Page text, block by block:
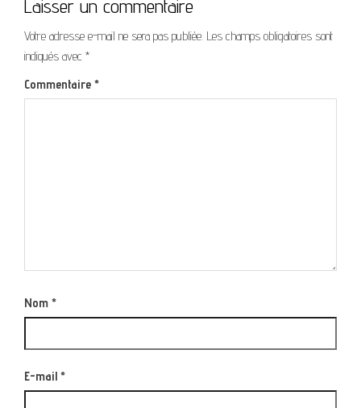
Laisser un commentaire
Votre adresse e-mail ne sera pas publiée. Les champs obligatoires sont
indiqués avec *
Commentaire *
Nom *
E-mail *